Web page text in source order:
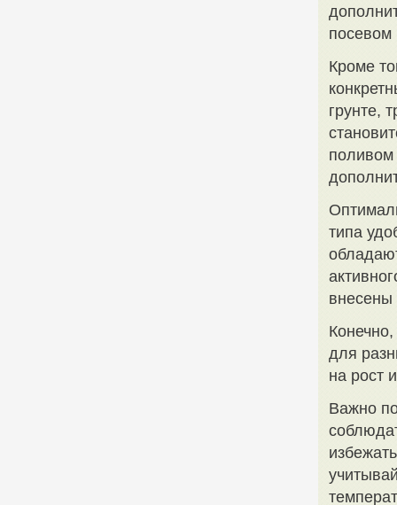
посевом
Кроме
грунте,
поливом
типа
внесены
для
на рост
Важно